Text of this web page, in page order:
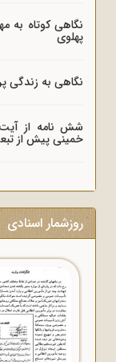
نگاهی کوتاه به
پهلوی
نگاهی به زندگی
شش نامه از
خمینی پیش از تبعید
روزشمار اسنادی